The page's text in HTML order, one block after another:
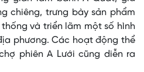
chiêng, trưng bày sản phẩm
và triển lãm một số hình
phương. Các hoạt động thể
phiên A Lưới cũng diễn ra